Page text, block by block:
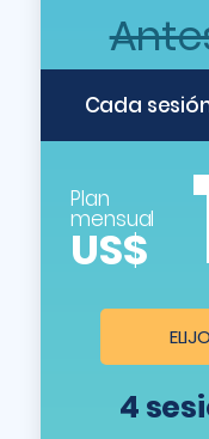
Cada
Plan
mensual
US$
ELIJO
4